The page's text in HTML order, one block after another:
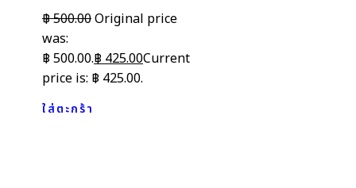
฿500.00Original price
was:
฿ 500.00.฿425.00Current
price is: ฿ 425.00.
ใส่ตะกร้า